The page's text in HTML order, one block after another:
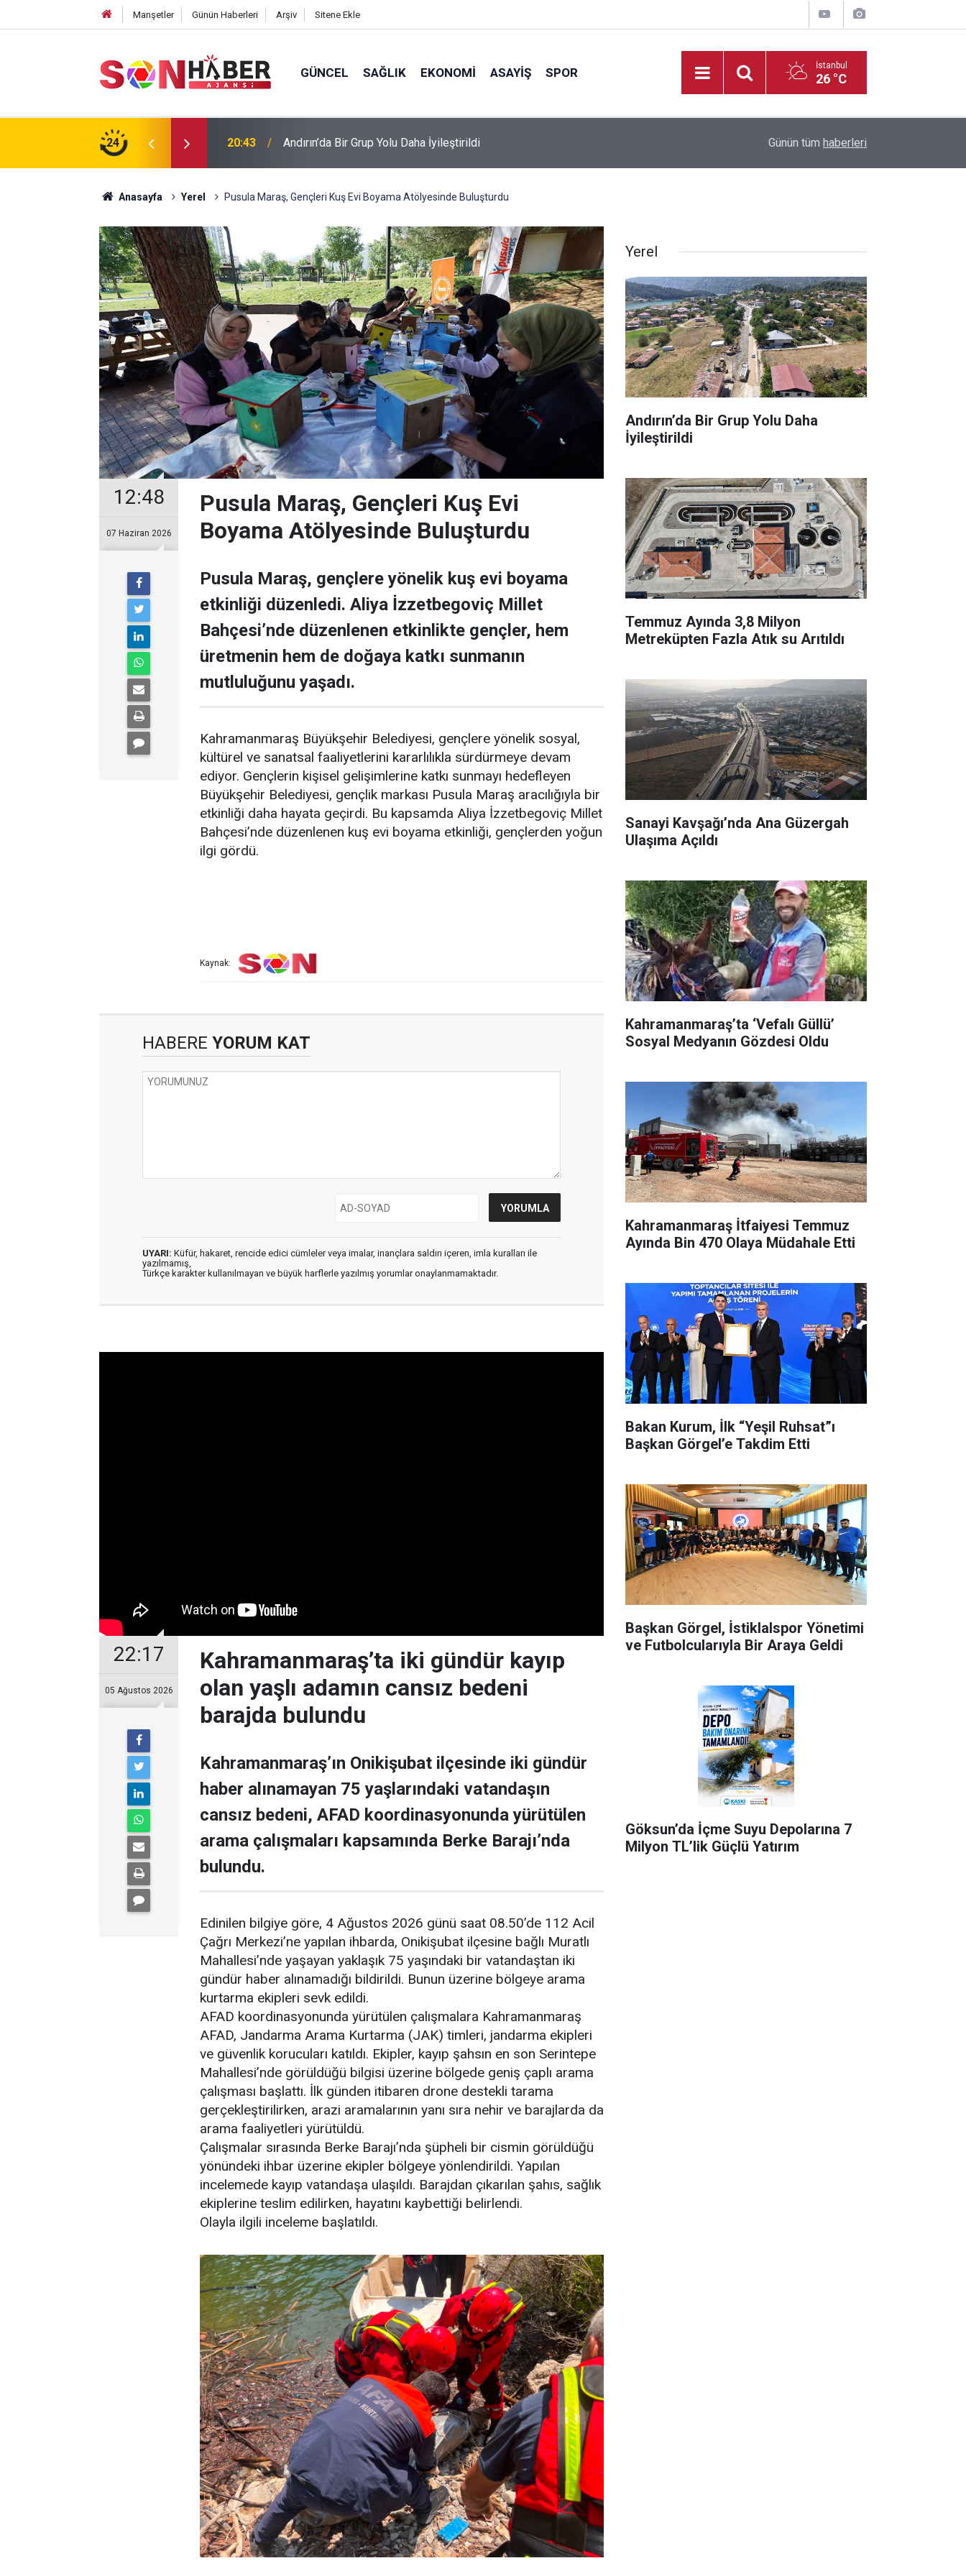
Manşetler Günün Haberleri Arşiv Sitene Ekle
GÜNCEL SAĞLIK EKONOMI ASAYIŞ SPOR İstanbul
26 °C
24
olan yaşlı adamın cansız bedeni barajda
20:43 Andırın’da Bir Grup Yolu Daha İyileştirildi Madrigal, Perşembe Günü KAFUM’da Sahne
Günün tüm haberleri
Anasayfa Yerel Pusula Maraş, Gençleri Kuş Evi Boyama Atölyesinde Buluşturdu
12:48
07 Haziran 2026
Pusula Maraş, Gençleri Kuş Evi
Boyama Atölyesinde Buluşturdu
Pusula Maraş, gençlere yönelik kuş evi boyama
etkinliği düzenledi. Aliya İzzetbegoviç Millet
Bahçesi’nde düzenlenen etkinlikte gençler, hem
üretmenin hem de doğaya katkı sunmanın
mutluluğunu yaşadı.
Kahramanmaraş Büyükşehir Belediyesi, gençlere yönelik sosyal,
kültürel ve sanatsal faaliyetlerini kararlılıkla sürdürmeye devam
ediyor. Gençlerin kişisel gelişimlerine katkı sunmayı hedefleyen
Büyükşehir Belediyesi, gençlik markası Pusula Maraş aracılığıyla bir
etkinliği daha hayata geçirdi. Bu kapsamda Aliya İzzetbegoviç Millet
Bahçesi’nde düzenlenen kuş evi boyama etkinliği, gençlerden yoğun
ilgi gördü.
Kaynak:
HABERE YORUM KAT
UYARI: Küfür, hakaret, rencide edici cümleler veya imalar, inançlara saldırı içeren, imla kuralları ile
yazılmamış,
Türkçe karakter kullanılmayan ve büyük harflerle yazılmış yorumlar onaylanmamaktadır.
22:17
05 Ağustos 2026
Kahramanmaraş’ta iki gündür kayıp
olan yaşlı adamın cansız bedeni
barajda bulundu
Kahramanmaraş’ın Onikişubat ilçesinde iki gündür
haber alınamayan 75 yaşlarındaki vatandaşın
cansız bedeni, AFAD koordinasyonunda yürütülen
arama çalışmaları kapsamında Berke Barajı’nda
bulundu.
Edinilen bilgiye göre, 4 Ağustos 2026 günü saat 08.50’de 112 Acil
Çağrı Merkezi’ne yapılan ihbarda, Onikişubat ilçesine bağlı Muratlı
Mahallesi’nde yaşayan yaklaşık 75 yaşındaki bir vatandaştan iki
gündür haber alınamadığı bildirildi. Bunun üzerine bölgeye arama
kurtarma ekipleri sevk edildi.
AFAD koordinasyonunda yürütülen çalışmalara Kahramanmaraş
AFAD, Jandarma Arama Kurtarma (JAK) timleri, jandarma ekipleri
ve güvenlik korucuları katıldı. Ekipler, kayıp şahsın en son Serintepe
Mahallesi’nde görüldüğü bilgisi üzerine bölgede geniş çaplı arama
çalışması başlattı. İlk günden itibaren drone destekli tarama
gerçekleştirilirken, arazi aramalarının yanı sıra nehir ve barajlarda da
arama faaliyetleri yürütüldü.
Çalışmalar sırasında Berke Barajı’nda şüpheli bir cismin görüldüğü
yönündeki ihbar üzerine ekipler bölgeye yönlendirildi. Yapılan
incelemede kayıp vatandaşa ulaşıldı. Barajdan çıkarılan şahıs, sağlık
ekiplerine teslim edilirken, hayatını kaybettiği belirlendi.
Olayla ilgili inceleme başlatıldı.
Yerel
Andırın’da Bir Grup Yolu Daha
İyileştirildi
Temmuz Ayında 3,8 Milyon
Metreküpten Fazla Atık su Arıtıldı
Sanayi Kavşağı’nda Ana Güzergah
Ulaşıma Açıldı
Kahramanmaraş’ta ‘Vefalı Güllü’
Sosyal Medyanın Gözdesi Oldu
Kahramanmaraş İtfaiyesi Temmuz
Ayında Bin 470 Olaya Müdahale Etti
Bakan Kurum, İlk “Yeşil Ruhsat”ı
Başkan Görgel’e Takdim Etti
Başkan Görgel, İstiklalspor Yönetimi
ve Futbolcularıyla Bir Araya Geldi
Göksun’da İçme Suyu Depolarına 7
Milyon TL’lik Güçlü Yatırım